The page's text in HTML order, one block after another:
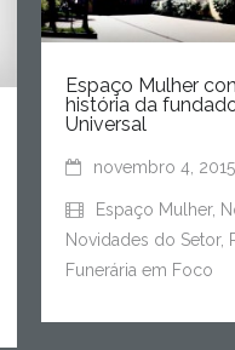
Espaço Mulher
história da
Universal
novembro 4, 2015
Espaço Mulher,
Novidades do Setor,
Funerária em Foco